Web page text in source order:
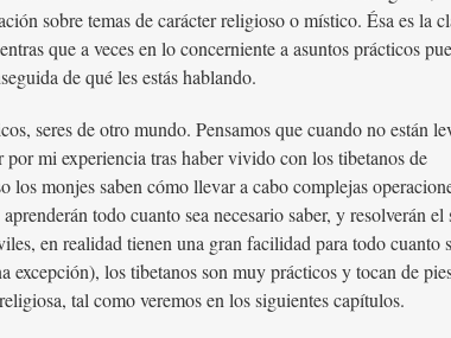
sobre temas de carácter religioso o místico. Ésa es la
que a veces en lo concerniente a asuntos prácticos
de qué les estás hablando.
seres de otro mundo. Pensamos que cuando no están
mi experiencia tras haber vivido con los tibetanos de
monjes saben cómo llevar a cabo complejas
todo cuanto sea necesario saber, y resolverán el
en realidad tienen una gran facilidad para todo cuanto
los tibetanos son muy prácticos y tocan de
tal como veremos en los siguientes capítulos.